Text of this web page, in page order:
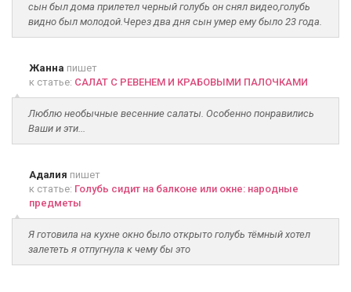
сын был дома прилетел черный голубь он снял видео,голубь
видно был молодой.Через два дня сын умер ему было 23 года.
Жанна пишет
к статье: САЛАТ С РЕВЕНЕМ И КРАБОВЫМИ ПАЛОЧКАМИ
Люблю необычные весенние салаты. Особенно понравились
Ваши и эти...
Адалия пишет
к статье: Голубь сидит на балконе или окне: народные
предметы
Я готовила на кухне окно было открыто голубь тёмный хотел
залететь я отпугнула к чему бы это